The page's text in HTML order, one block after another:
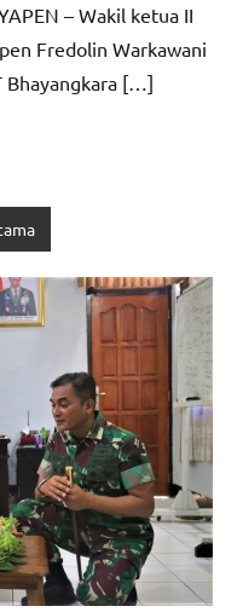
– Wakil ketua II
Fredolin Warkawani
Bhayangkara […]